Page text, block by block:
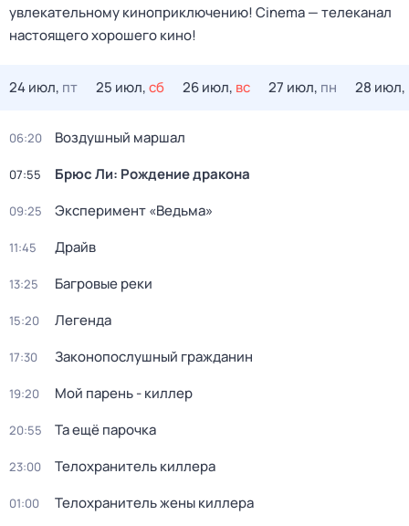
увлекательному киноприключению! Cinema — телеканал
настоящего хорошего кино!
24 июл, пт 25 июл,сб 26 июл, вс 27 июл, пн 28 июл,
06:20 Воздушный маршал
07:55 Брюс Ли: Рождение дракона
09:25 Эксперимент «Ведьма»
11:45 Драйв
13:25 Багровые реки
15:20 Легенда
17:30 Законопослушный гражданин
19:20 Мой парень - киллер
20:55 Та ещё парочка
23:00 Телохранитель киллера
01:00 Телохранитель жены киллера